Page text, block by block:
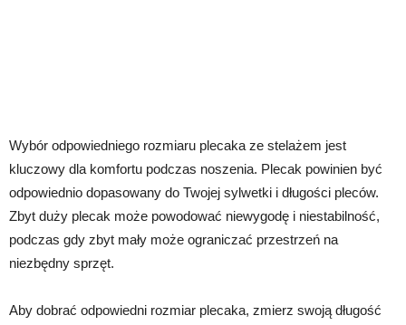
Wybór odpowiedniego rozmiaru plecaka ze stelażem jest
kluczowy dla komfortu podczas noszenia. Plecak powinien być
odpowiednio dopasowany do Twojej sylwetki i długości pleców.
Zbyt duży plecak może powodować niewygodę i niestabilność,
podczas gdy zbyt mały może ograniczać przestrzeń na
niezbędny sprzęt.
Aby dobrać odpowiedni rozmiar plecaka, zmierz swoją długość